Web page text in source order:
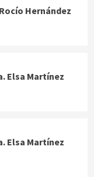
Hernández
Elsa Martínez
Elsa Martínez